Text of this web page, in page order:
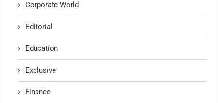
Corporate World
Editorial
Education
Exclusive
Finance